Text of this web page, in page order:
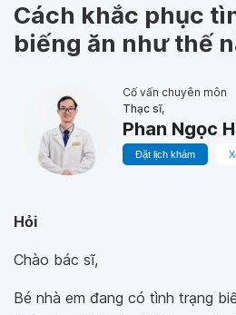
Cách khắc phục
biếng ăn như thế
Cố vấn chuyên môn
Thạc sĩ,
Phan Ngọc
Đặt lịch khám
Hỏi
Chào bác sĩ,
Bé nhà em đang có tình trạng